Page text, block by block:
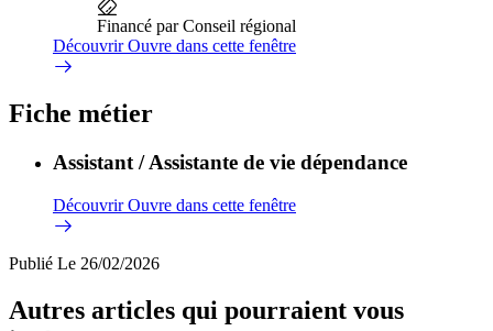
Financé par Conseil régional
DécouvrirOuvre dans cette fenêtre
Fiche métier
Assistant / Assistante de vie dépendance
DécouvrirOuvre dans cette fenêtre
Publié Le 26/02/2026
Autres articles qui pourraient vous